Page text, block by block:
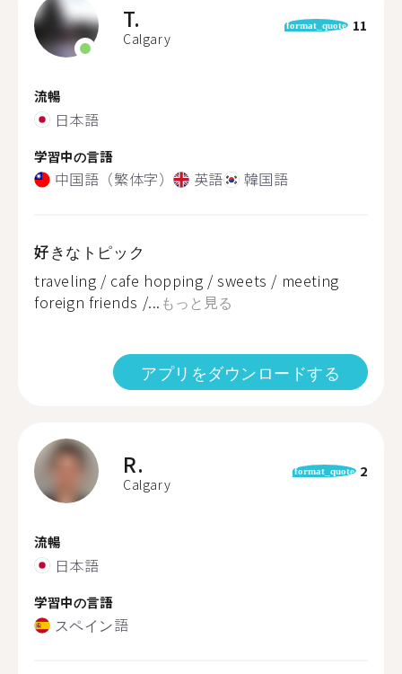
T.
Calgary
format_quote 11
流暢
日本語
学習中の言語
中国語（繁体字） 英語 韓国語
好きなトピック
traveling / cafe hopping / sweets / meeting
foreign friends /... もっと見る
アプリをダウンロードする
R.
Calgary
format_quote 2
流暢
日本語
学習中の言語
スペイン語